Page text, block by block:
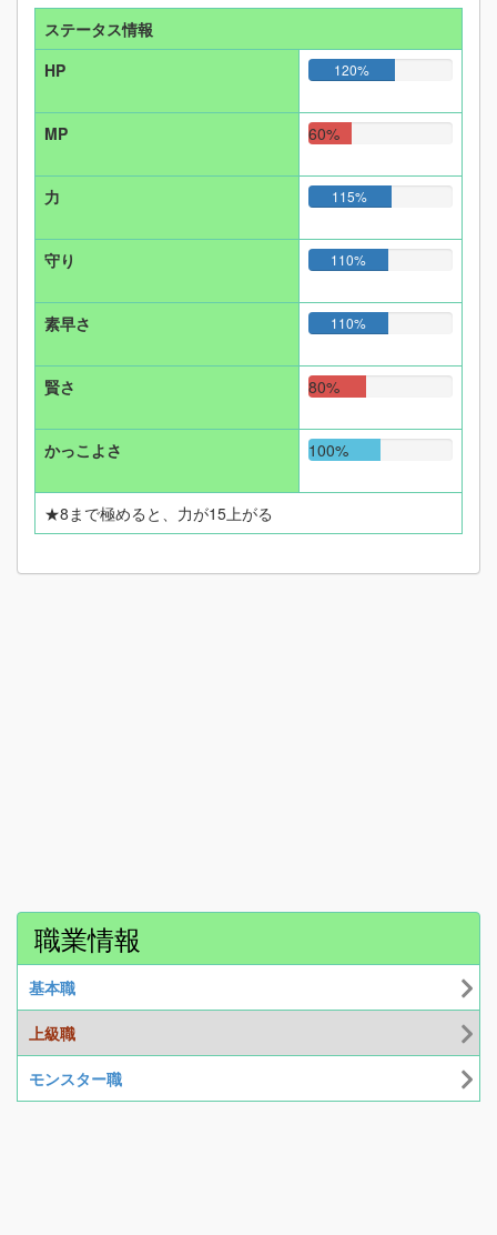
ステータス情報
HP
120%
MP 60%
力 115%
守り 110%
素早さ 110%
賢さ 80%
かっこよさ 100%
★8まで極めると、力が15上がる
職業情報
基本職
上級職
モンスター職